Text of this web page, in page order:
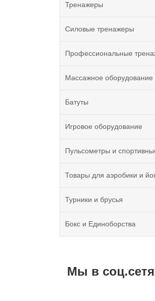
Тренажеры
Силовые тренажеры
Профессиональные
Массажное оборудование
Батуты
Игровое оборудование
Пульсометры и
Товары для аэробики и
Турники и брусья
Бокс и Единоборства
Мы в